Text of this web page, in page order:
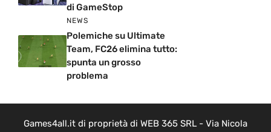
di GameStop
NEWS
Polemiche su Ultimate
Team, FC26 elimina tutto:
spunta un grosso
problema
Games4all.it di proprietà di WEB 365 SRL - Via Nicola